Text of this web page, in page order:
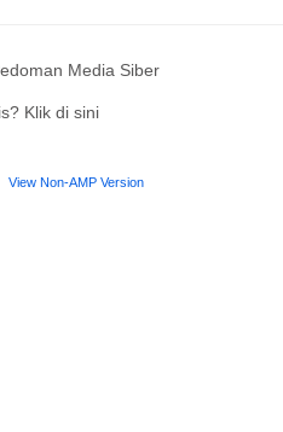
Media Siber
Klik di sini
View Non-AMP Version